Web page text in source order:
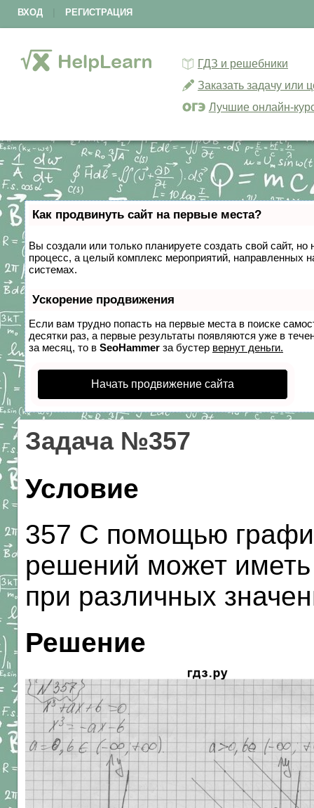
ВХОД РЕГИСТРАЦИЯ
ГДЗ и решебники
Заказать задачу или
Лучшие онлайн-
Как продвинуть сайт на первые места?
Вы создали или только планируете создать свой сайт,
процесс, а целый комплекс мероприятий, направленных
системах.
Ускорение продвижения
Если вам трудно попасть на первые места в поиске
десятки раз, а первые результаты появляются уже в
за месяц, то в SeoHammer за бустер вернут деньги.
Начать продвижение сайта
Задача №357
Условие
357 С помощью
решений может
при различных
Решение